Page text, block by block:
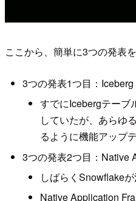
ここから、簡単に3つの発表
3つの発表1つ目：
すでにIcebergテーブ
していたが、あらゆ
るように機能アップ
3つの発表2つ目：Native
しばらくSnowflake
Native Application